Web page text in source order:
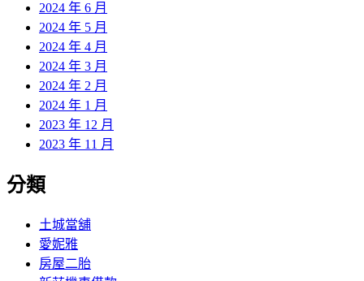
2024 年 6 月
2024 年 5 月
2024 年 4 月
2024 年 3 月
2024 年 2 月
2024 年 1 月
2023 年 12 月
2023 年 11 月
分類
土城當舖
愛妮雅
房屋二胎